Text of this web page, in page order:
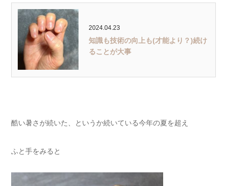
2024.04.23
知識も技術の向上も(才能より？)続け
ることが大事
酷い暑さが続いた、というか続いている今年の夏を超え
ふと手をみると